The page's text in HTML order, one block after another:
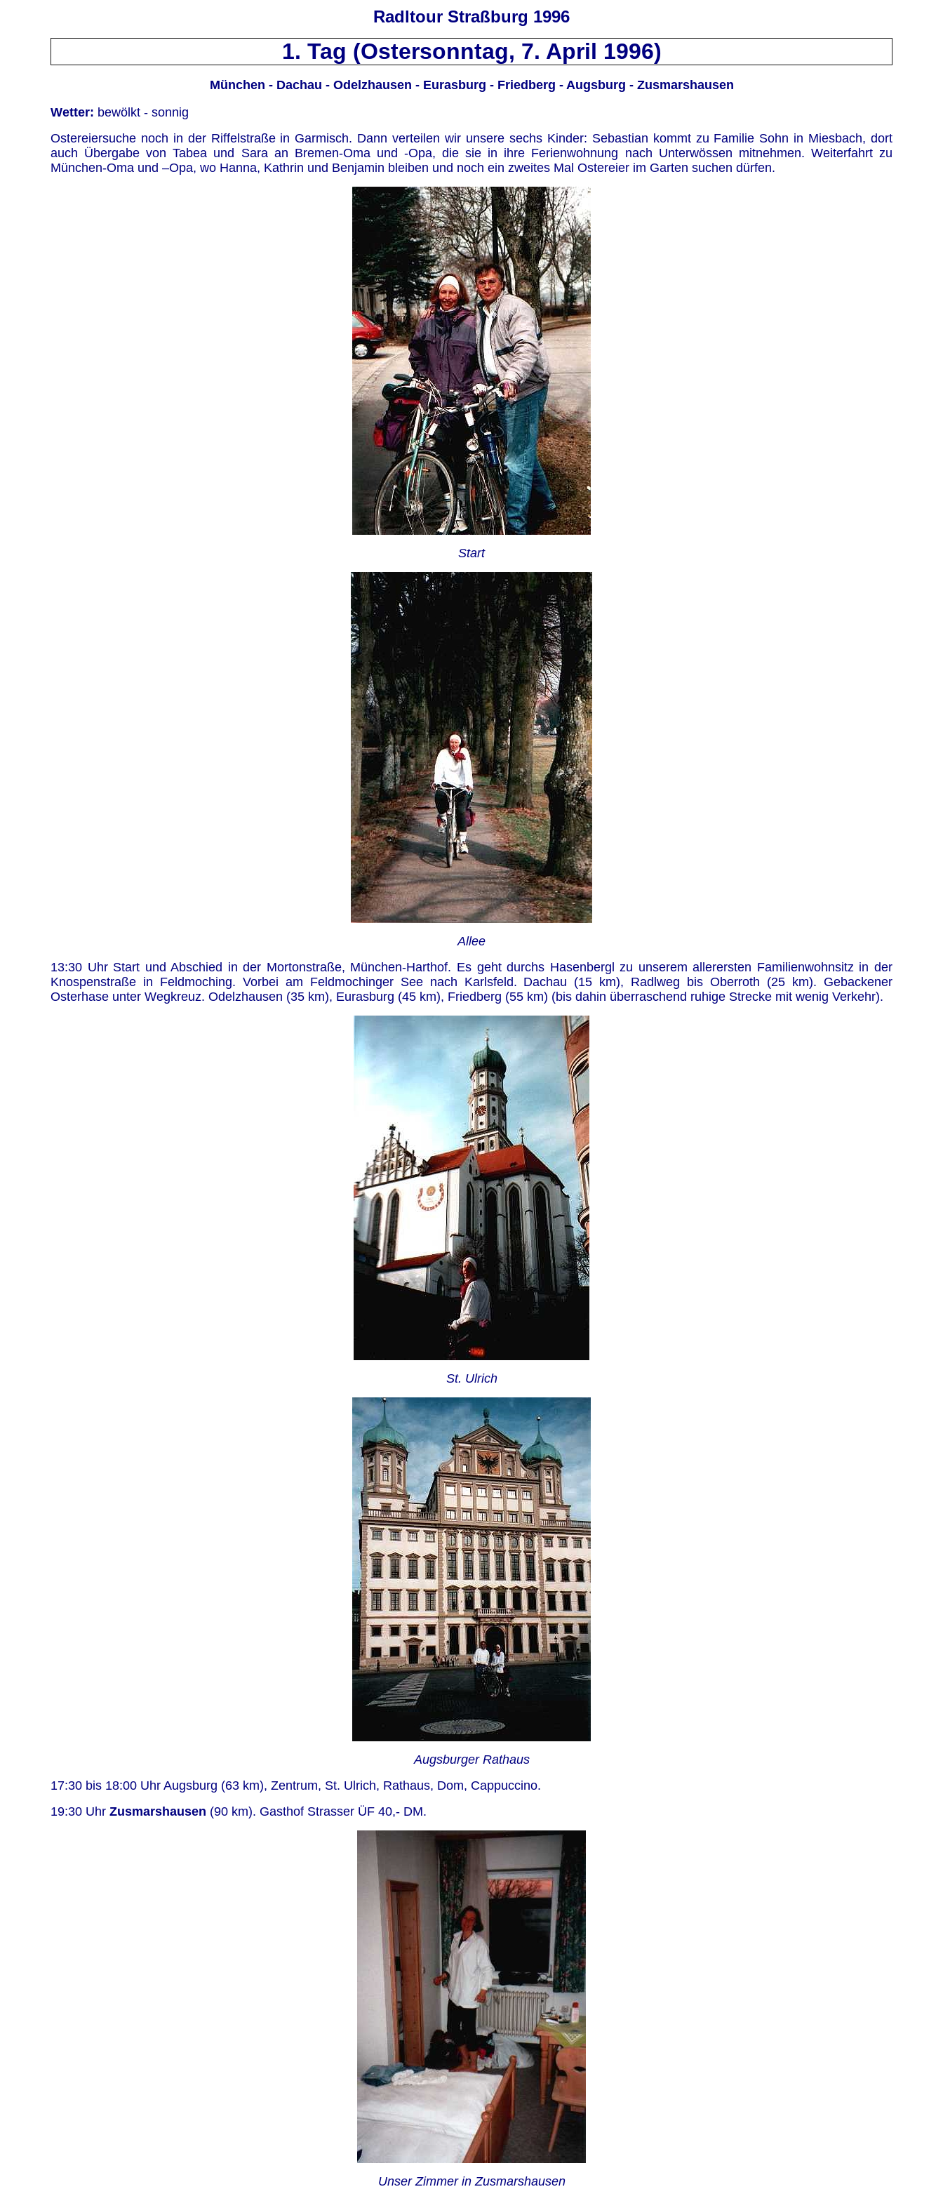
Radltour Straßburg 1996
1. Tag (Ostersonntag, 7. April 1996)
München - Dachau - Odelzhausen - Eurasburg - Friedberg - Augsburg - Zusmarshausen
Wetter: bewölkt - sonnig
Ostereiersuche noch in der Riffelstraße in Garmisch. Dann verteilen wir unsere sechs Kinder: Sebastian kommt zu Familie Sohn in Miesbach, dort
auch Übergabe von Tabea und Sara an Bremen-Oma und -Opa, die sie in ihre Ferienwohnung nach Unterwössen mitnehmen. Weiterfahrt zu
München-Oma und –Opa, wo Hanna, Kathrin und Benjamin bleiben und noch ein zweites Mal Ostereier im Garten suchen dürfen.
Start
Allee
13:30 Uhr Start und Abschied in der Mortonstraße, München-Harthof. Es geht durchs Hasenbergl zu unserem allerersten Familienwohnsitz in der
Knospenstraße in Feldmoching. Vorbei am Feldmochinger See nach Karlsfeld. Dachau (15 km), Radlweg bis Oberroth (25 km). Gebackener
Osterhase unter Wegkreuz. Odelzhausen (35 km), Eurasburg (45 km), Friedberg (55 km) (bis dahin überraschend ruhige Strecke mit wenig Verkehr).
St. Ulrich
Augsburger Rathaus
17:30 bis 18:00 Uhr Augsburg (63 km), Zentrum, St. Ulrich, Rathaus, Dom, Cappuccino.
19:30 Uhr Zusmarshausen (90 km). Gasthof Strasser ÜF 40,- DM.
Unser Zimmer in Zusmarshausen